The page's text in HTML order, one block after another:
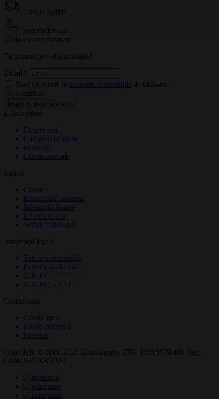
Livrare rapidă
Suport dedicat
Fii primul care află noutățile!
Email
Sunt de acord cu termenii și condițiile de utilizare.
E-tutungerie
Despre noi
Categorii produse
Branduri
Oferte speciale
Suport
Contact
Returnează produse
Informații livrare
Informații plați
Setări cookie-uri
Informații legale
Termeni și condiții
Politica cookie-uri
A.N.P.C.
A.N.P.C. - SAL
Contul meu
Contul meu
Istoric comenzi
Favorite
Copyright © 2001-2026 E-tutungerie, CUI: RO15879480, Reg.
Com. J52/203/2003